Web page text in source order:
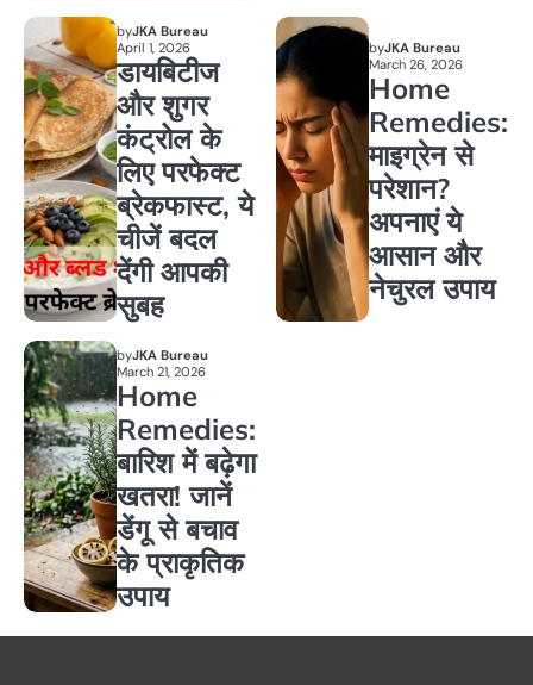
byJKA Bureau
April 1, 2026
डायबिटीज
और शुगर
कंट्रोल के
लिए परफेक्ट
ब्रेकफास्ट, ये
चीजें बदल
देंगी आपकी
सुबह
byJKA Bureau
March 26, 2026
Home
Remedies:
माइग्रेन से
परेशान?
अपनाएं ये
आसान और
नेचुरल उपाय
byJKA Bureau
March 21, 2026
Home
Remedies:
बारिश में बढ़ेगा
खतरा! जानें
डेंगू से बचाव
के प्राकृतिक
उपाय